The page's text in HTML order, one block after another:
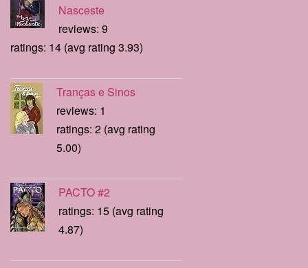
Nasceste
reviews: 9
ratings: 14 (avg rating 3.93)
Tranças e Sinos
reviews: 1
ratings: 2 (avg rating
5.00)
PACTO #2
ratings: 15 (avg rating
4.87)